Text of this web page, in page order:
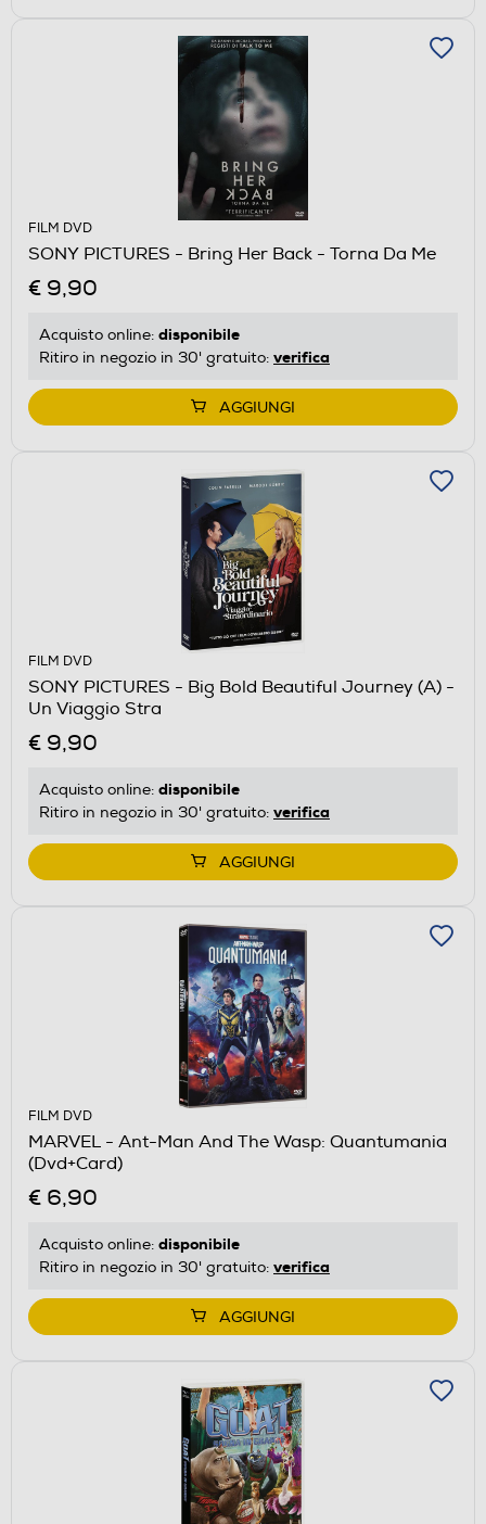
FILM DVD
SONY PICTURES - Bring Her Back - Torna Da Me
€ 9,90
Acquisto online: disponibile
Ritiro in negozio in 30' gratuito: verifica
AGGIUNGI
FILM DVD
SONY PICTURES - Big Bold Beautiful Journey (A) -
Un Viaggio Stra
€ 9,90
Acquisto online: disponibile
Ritiro in negozio in 30' gratuito: verifica
AGGIUNGI
FILM DVD
MARVEL - Ant-Man And The Wasp: Quantumania
(Dvd+Card)
€ 6,90
Acquisto online: disponibile
Ritiro in negozio in 30' gratuito: verifica
AGGIUNGI